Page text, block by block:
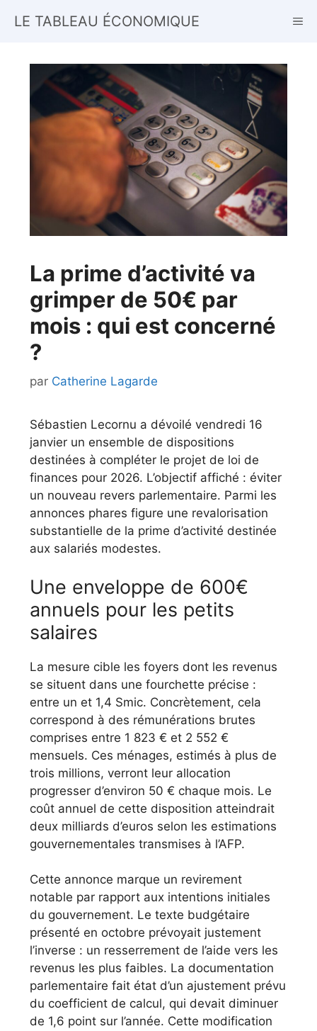
LE TABLEAU ÉCONOMIQUE
La prime d’activité va
grimper de 50€ par
mois : qui est concerné
?
par Catherine Lagarde
Sébastien Lecornu a dévoilé vendredi 16
janvier un ensemble de dispositions
destinées à compléter le projet de loi de
finances pour 2026. L’objectif affiché : éviter
un nouveau revers parlementaire. Parmi les
annonces phares figure une revalorisation
substantielle de la prime d’activité destinée
aux salariés modestes.
Une enveloppe de 600€
annuels pour les petits
salaires
La mesure cible les foyers dont les revenus
se situent dans une fourchette précise :
entre un et 1,4 Smic. Concrètement, cela
correspond à des rémunérations brutes
comprises entre 1 823 € et 2 552 €
mensuels. Ces ménages, estimés à plus de
trois millions, verront leur allocation
progresser d’environ 50 € chaque mois. Le
coût annuel de cette disposition atteindrait
deux milliards d’euros selon les estimations
gouvernementales transmises à l’AFP.
Cette annonce marque un revirement
notable par rapport aux intentions initiales
du gouvernement. Le texte budgétaire
présenté en octobre prévoyait justement
l’inverse : un resserrement de l’aide vers les
revenus les plus faibles. La documentation
parlementaire fait état d’un ajustement prévu
du coefficient de calcul, qui devait diminuer
de 1,6 point sur l’année. Cette modification